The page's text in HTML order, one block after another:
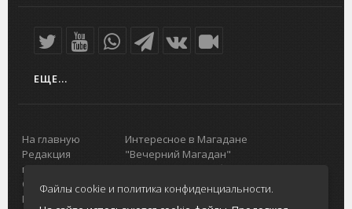
ЕЩЕ...
На главную
Редакция
портала
О проекте
Реклама на
Интересное в Магадане
"Вечерний Магадан"
Городская доска объявлений
Реклама
Главный туристический портал
Файлы cookie и политика конфиденциальности.